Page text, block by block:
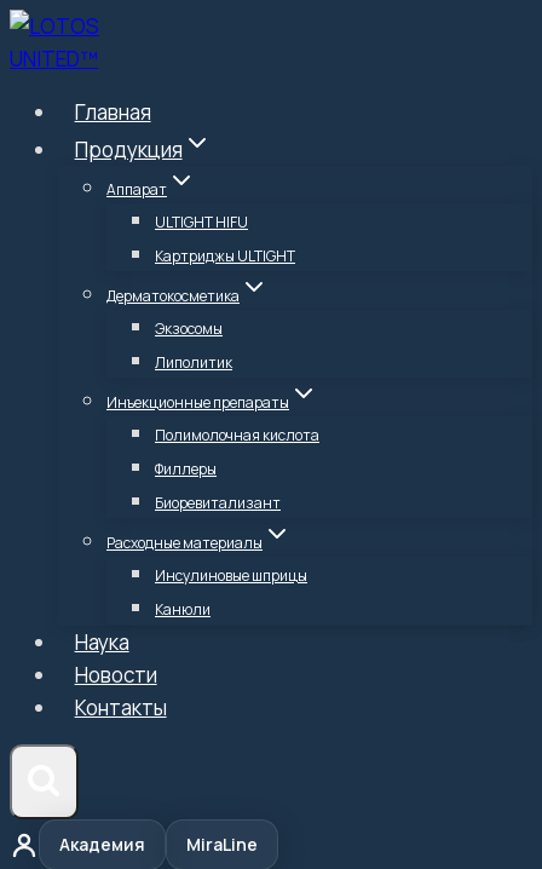
Перейти
к
Главная
Продукция
Аппарат
ULTIGHT HIFU
Картриджы ULTIGHT
Дерматокосметика
Экзосомы
Липолитик
Инъекционные препараты
Полимолочная кислота
Филлеры
Биоревитализант
Расходные материалы
Инсулиновые шприцы
Канюли
Наука
Новости
Контакты
Академия MiraLine